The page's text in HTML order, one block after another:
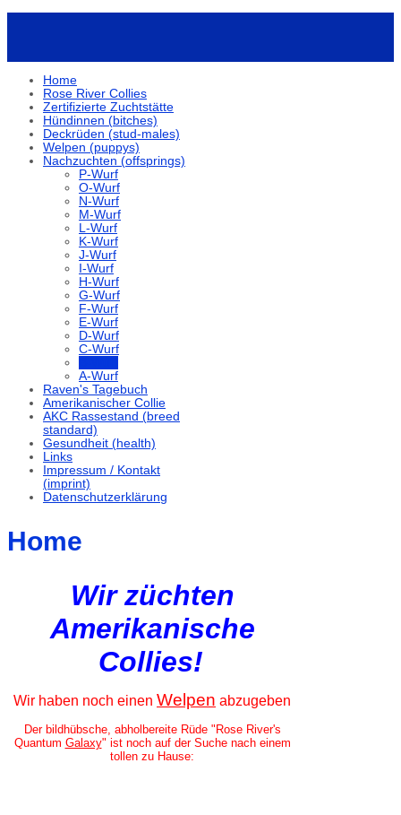
Home
Rose River Collies
Zertifizierte Zuchtstätte
Hündinnen (bitches)
Deckrüden (stud-males)
Welpen (puppys)
Nachzuchten (offsprings)
P-Wurf
O-Wurf
N-Wurf
M-Wurf
L-Wurf
K-Wurf
J-Wurf
I-Wurf
H-Wurf
G-Wurf
F-Wurf
E-Wurf
D-Wurf
C-Wurf
A-Wurf
Raven's Tagebuch
Amerikanischer Collie
AKC Rassestand (breed
standard)
Gesundheit (health)
Links
Impressum / Kontakt
(imprint)
Datenschutzerklärung
Home
Wir züchten
Amerikanische
Collies!
Wir haben noch einen Welpen abzugeben
Der bildhübsche, abholbereite Rüde "Rose River's
Quantum Galaxy" ist noch auf der Suche nach einem
tollen zu Hause: